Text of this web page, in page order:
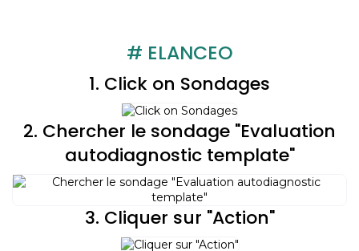
# ELANCEO
1. Click on Sondages
2. Chercher le sondage "Evaluation
autodiagnostic template"
3. Cliquer sur "Action"